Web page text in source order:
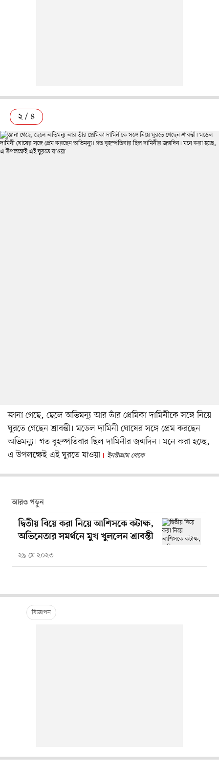
২ / ৪
জানা গেছে, ছেলে অভিমন্যু আর তাঁর প্রেমিকা দামিনীকে সঙ্গে নিয়ে
ঘুরতে গেছেন শ্রাবন্তী। মডেল দামিনী ঘোষের সঙ্গে প্রেম করছেন
অভিমন্যু। গত বৃহস্পতিবার ছিল দামিনীর জন্মদিন। মনে করা হচ্ছে,
এ উপলক্ষেই এই ঘুরতে যাওয়া
ইনস্টাগ্রাম থেকে
আরও পড়ুন
দ্বিতীয় বিয়ে করা নিয়ে আশিসকে কটাক্ষ,
অভিনেতার সমর্থনে মুখ খুললেন শ্রাবন্তী
২৯ মে ২০২৩